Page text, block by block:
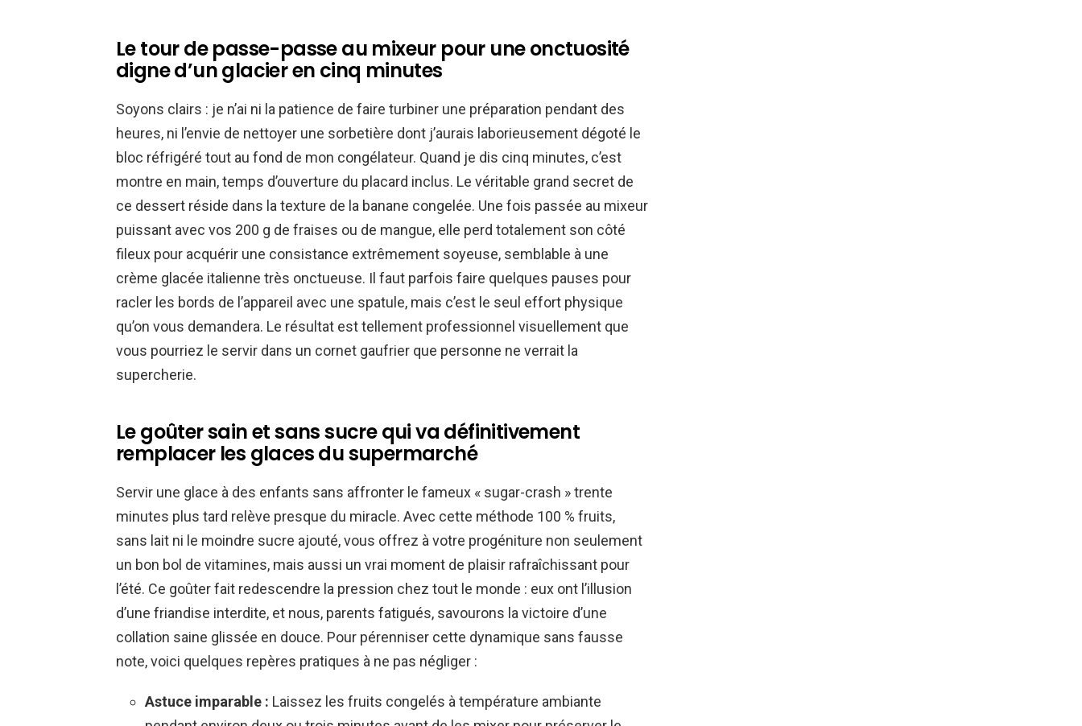
Le tour de passe-passe au mixeur pour une onctuosité
digne d’un glacier en cinq minutes
Soyons clairs : je n’ai ni la patience de faire turbiner une préparation pendant des
heures, ni l’envie de nettoyer une sorbetière dont j’aurais laborieusement dégoté le
bloc réfrigéré tout au fond de mon congélateur. Quand je dis cinq minutes, c’est
montre en main, temps d’ouverture du placard inclus. Le véritable grand secret de
ce dessert réside dans la texture de la banane congelée. Une fois passée au mixeur
puissant avec vos 200 g de fraises ou de mangue, elle perd totalement son côté
fileux pour acquérir une consistance extrêmement soyeuse, semblable à une
crème glacée italienne très onctueuse. Il faut parfois faire quelques pauses pour
racler les bords de l’appareil avec une spatule, mais c’est le seul effort physique
qu’on vous demandera. Le résultat est tellement professionnel visuellement que
vous pourriez le servir dans un cornet gaufrier que personne ne verrait la
supercherie.
Le goûter sain et sans sucre qui va définitivement
remplacer les glaces du supermarché
Servir une glace à des enfants sans affronter le fameux « sugar-crash » trente
minutes plus tard relève presque du miracle. Avec cette méthode 100 % fruits,
sans lait ni le moindre sucre ajouté, vous offrez à votre progéniture non seulement
un bon bol de vitamines, mais aussi un vrai moment de plaisir rafraîchissant pour
l’été. Ce goûter fait redescendre la pression chez tout le monde : eux ont l’illusion
d’une friandise interdite, et nous, parents fatigués, savourons la victoire d’une
collation saine glissée en douce. Pour pérenniser cette dynamique sans fausse
note, voici quelques repères pratiques à ne pas négliger :
Astuce imparable : Laissez les fruits congelés à température ambiante